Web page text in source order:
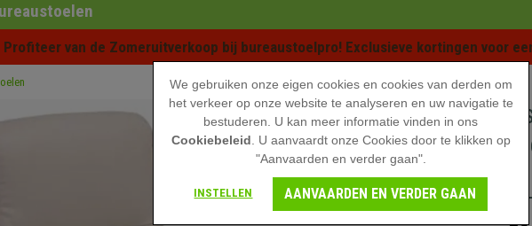
Profiteer van de Zomeruitverkoop bij bureaustoelpro! Exclusieve kortingen voor
In
We gebruiken onze eigen cookies en cookies van derden om
het verkeer op onze website te analyseren en uw navigatie te
bestuderen. U kan meer informatie vinden in ons
Cookiebeleid . U aanvaardt onze Cookies door te klikken op
"Aanvaarden en verder gaan".
INSTELLEN AANVAARDEN EN VERDER GAAN